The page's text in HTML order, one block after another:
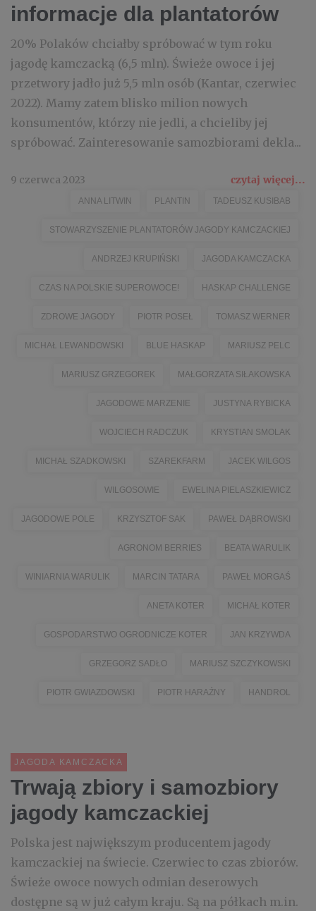
informacje dla plantatorów
20% Polaków chciałby spróbować w tym roku
jagodę kamczacką (6,5 mln). Świeże owoce i jej
przetwory jadło już 5,5 mln osób (Kantar, czerwiec
2022). Mamy zatem blisko milion nowych
konsumentów, którzy nie jedli, a chcieliby jej
spróbować. Zainteresowanie samozbiorami dekla...
9 czerwca 2023 czytaj więcej...
ANNA LITWIN PLANTIN TADEUSZ KUSIBAB
STOWARZYSZENIE PLANTATORÓW JAGODY KAMCZACKIEJ
ANDRZEJ KRUPIŃSKI JAGODA KAMCZACKA
CZAS NA POLSKIE SUPEROWOCE! HASKAP CHALLENGE
ZDROWE JAGODY PIOTR POSEŁ TOMASZ WERNER
MICHAŁ LEWANDOWSKI BLUE HASKAP MARIUSZ PELC
MARIUSZ GRZEGOREK MAŁGORZATA SIŁAKOWSKA
JAGODOWE MARZENIE JUSTYNA RYBICKA
WOJCIECH RADCZUK KRYSTIAN SMOLAK
MICHAŁ SZADKOWSKI SZAREKFARM JACEK WILGOS
WILGOSOWIE EWELINA PIELASZKIEWICZ
JAGODOWE POLE KRZYSZTOF SAK PAWEŁ DĄBROWSKI
AGRONOM BERRIES BEATA WARULIK
WINIARNIA WARULIK MARCIN TATARA PAWEŁ MORGAŚ
ANETA KOTER MICHAŁ KOTER
GOSPODARSTWO OGRODNICZE KOTER JAN KRZYWDA
GRZEGORZ SADŁO MARIUSZ SZCZYKOWSKI
PIOTR GWIAZDOWSKI PIOTR HARAŹNY HANDROL
JAGODA KAMCZACKA
Trwają zbiory i samozbiory
jagody kamczackiej
Polska jest największym producentem jagody
kamczackiej na świecie. Czerwiec to czas zbiorów.
Świeże owoce nowych odmian deserowych
dostępne są w już całym kraju. Są na półkach m.in.